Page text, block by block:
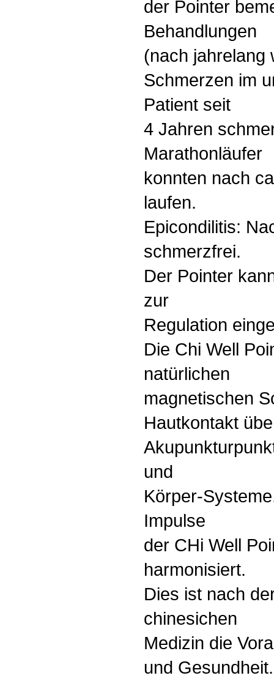
der Pointer
Behandlungen
(nach jahrelang
Schmerzen im
Patient seit
4 Jahren
Marathonläufer
konnten nach
laufen.
Epicondilitis:
schmerzfrei.
Der Pointer
zur
Regulation
Die Chi Well
natürlichen
magnetischen
Hautkontakt
und
Körper-
Impulse
der CHi Well
harmonisiert.
Dies ist nach
chinesichen
Medizin die
und Gesundheit.